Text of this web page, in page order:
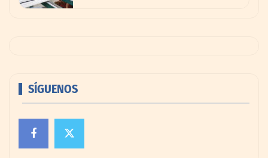
SÍGUENOS